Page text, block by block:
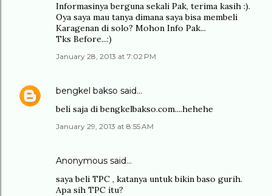
Informasinya berguna sekali Pak, terima kasih :).
Oya saya mau tanya dimana saya bisa membeli
Karagenan di solo? Mohon Info Pak...
Tks Before...:)
January 28, 2013 at 7:02 PM
bengkel bakso said…
beli saja di bengkelbakso.com....hehehe
January 29, 2013 at 8:55 AM
Anonymous said…
saya beli TPC , katanya untuk bikin baso gurih.
Apa sih TPC itu?